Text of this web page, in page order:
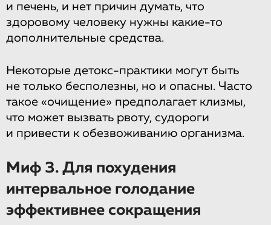
и печень, и нет причин думать, что
здоровому человеку нужны какие-то
дополнительные средства.
Некоторые детокс-практики могут быть
не только бесполезны, но и опасны. Часто
такое «очищение» предполагает клизмы,
что может вызвать рвоту, судороги
и привести к обезвоживанию организма.
Миф 3. Для похудения
интервальное голодание
эффективнее сокращения